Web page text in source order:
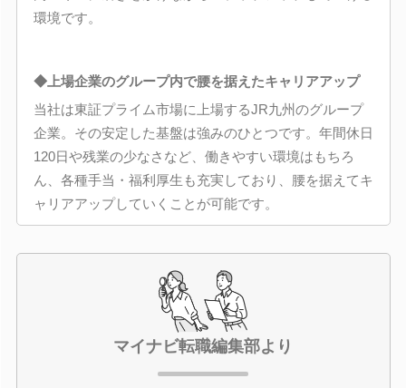
環境です。
◆上場企業のグループ内で腰を据えたキャリアアップ
当社は東証プライム市場に上場するJR九州のグループ
企業。その安定した基盤は強みのひとつです。年間休日
120日や残業の少なさなど、働きやすい環境はもちろ
ん、各種手当・福利厚生も充実しており、腰を据えてキ
ャリアアップしていくことが可能です。
マイナビ転職編集部より